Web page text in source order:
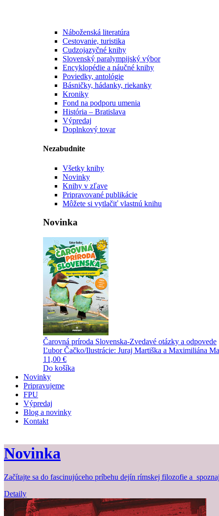
Náboženská literatúra
Cestovanie, turistika
Cudzojazyčné knihy
Slovenský paralympijský výbor
Encyklopédie a náučné knihy
Poviedky, antológie
Básničky, hádanky, riekanky
Kroniky
Fond na podporu umenia
História – Bratislava
Výpredaj
Doplnkový tovar
Nezabudnite
Všetky knihy
Novinky
Knihy v zľave
Pripravované publikácie
Môžete si vytlačiť vlastnú knihu
Novinka
Čarovná príroda Slovenska-Zvedavé otázky a odpovede
Ľubor Čačko/Ilustrácie: Juraj Martiška a Maximiliána
11,00 €
Do košíka
Novinky
Pripravujeme
FPU
Výpredaj
Blog a novinky
Kontakt
Novinka
Začítajte sa do fascinujúceho príbehu dejín rímskej filozofie a
Detaily